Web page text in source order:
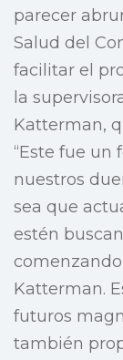
parecer
Salud del
facilitar el
la
Katterman,
“Este fue un
nuestros
sea que
estén
Katterman.
futuros
también